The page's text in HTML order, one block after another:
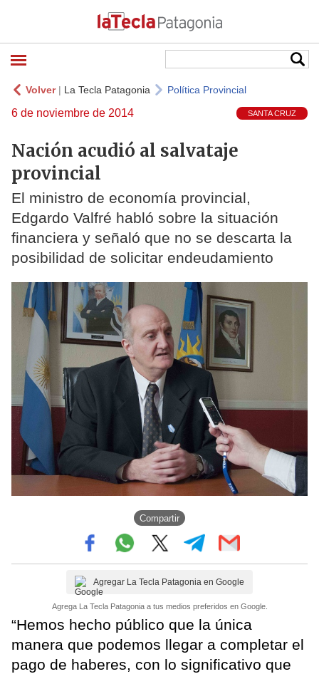
Volver| La Tecla Patagonia Política Provincial
6 de noviembre de 2014 SANTA CRUZ
Nación acudió al salvataje
provincial
El ministro de economía provincial,
Edgardo Valfré habló sobre la situación
financiera y señaló que no se descarta la
posibilidad de solicitar endeudamiento
Compartir
Agregar La Tecla Patagonia en Google
Agrega La Tecla Patagonia a tus medios preferidos en Google.
“Hemos hecho público que la única
manera que podemos llegar a completar el
pago de haberes, con lo significativo que